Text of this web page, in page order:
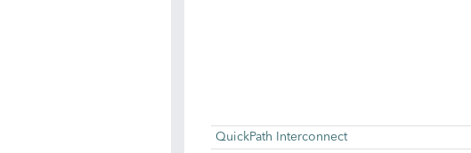
QuickPath Interconnect